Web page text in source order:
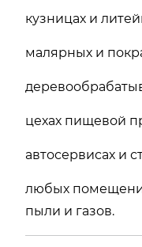
кузницах и
малярных и
цехах пищевой
автосервисах и
любых
пыли и газов.